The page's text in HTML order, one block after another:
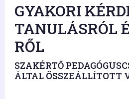
GYAKORI
TANULÁSRÓL
RŐL
SZAKÉRTŐ
ÁLTAL ÖSSZEÁLLÍTOTT